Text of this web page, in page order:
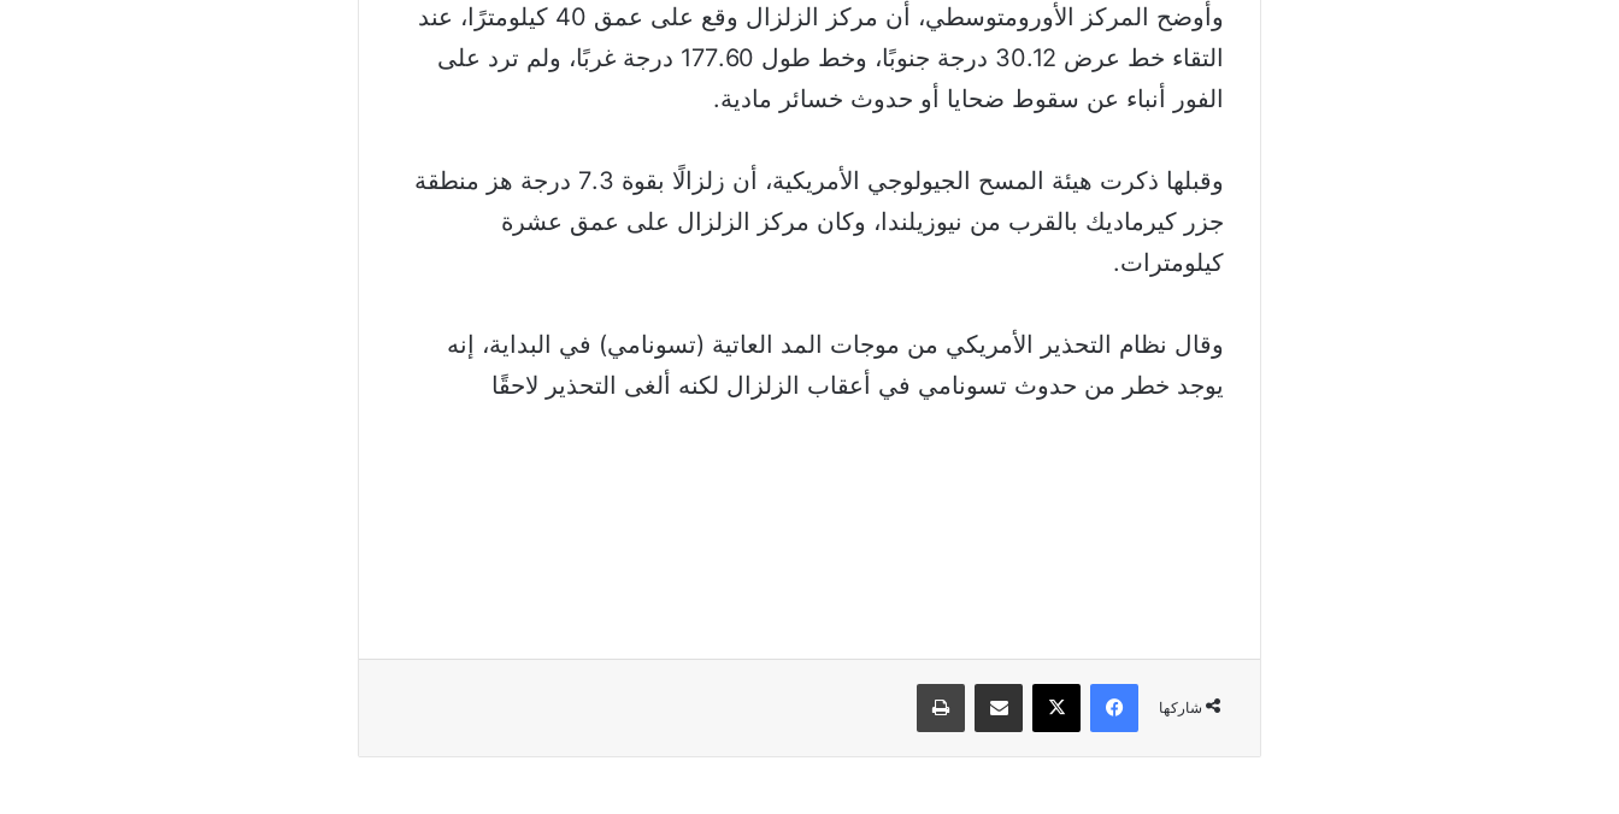
وأوضح المركز الأورومتوسطي، أن مركز الزلزال وقع على عمق 40 كيلومترًا، عند
التقاء خط عرض 30.12 درجة جنوبًا، وخط طول 177.60 درجة غربًا، ولم ترد على
الفور أنباء عن سقوط ضحايا أو حدوث خسائر مادية.
وقبلها ذكرت هيئة المسح الجيولوجي الأمريكية، أن زلزالًا بقوة 7.3 درجة هز منطقة
جزر كيرماديك بالقرب من نيوزيلندا، وكان مركز الزلزال على عمق عشرة
كيلومترات.
وقال نظام التحذير الأمريكي من موجات المد العاتية (تسونامي) في البداية، إنه
يوجد خطر من حدوث تسونامي في أعقاب الزلزال لكنه ألغى التحذير لاحقًا
شاركها
فيسبوك ‫X مشاركة عبر البريد طباعة